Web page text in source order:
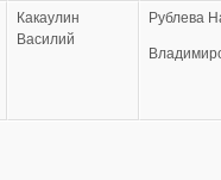
Какаулин
Василий
Рублева